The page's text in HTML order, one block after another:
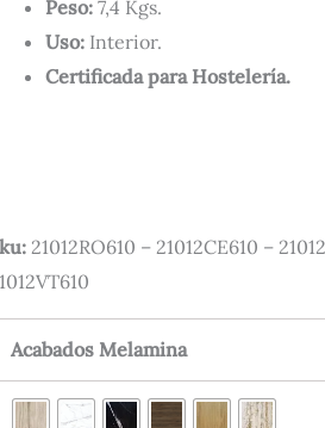
Peso:7,4 Kgs.
Uso:Interior.
Certificada para Hostelería.
21012RO610 – 21012CE610 –
Acabados Melamina